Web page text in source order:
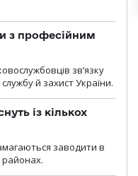
з професійним
зв’язку
й захист України.
із кількох
заводити в
районах.